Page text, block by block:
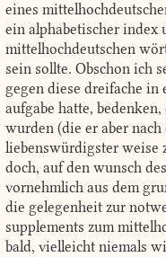
eines
ein alphabetischer index
mittelhochdeutschen
sein sollte. Obschon ich
gegen diese dreifache in
aufgabe hatte,
wurden (die er aber
liebenswürdigster weise
doch, auf den wunsch
vornehmlich aus dem
die gelegenheit zur
supplements zum
bald, vielleicht niemals